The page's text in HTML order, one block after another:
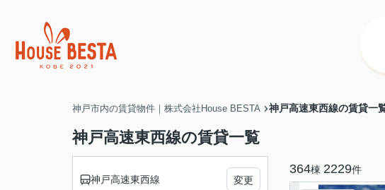
神戸市内の賃貸物件｜株式会社House BESTA 神戸高速東西線の賃貸一
神戸高速東西線の賃貸一覧
364棟 2229件
神戸高速東西線 変更